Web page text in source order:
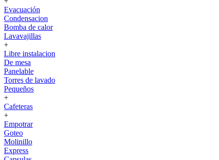
Evacuación
Condensacion
Bomba de calor
Lavavajillas
+
Libre instalacion
De mesa
Panelable
Torres de lavado
Pequeños
+
Cafeteras
+
Empotrar
Goteo
Molinillo
Express